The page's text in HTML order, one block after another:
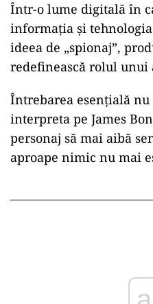
Într-o lume digitală în
informația și
ideea de „spionaj”,
redefinească rolul unui
Întrebarea esențială
interpreta pe James
personaj să mai aibă
aproape nimic nu mai